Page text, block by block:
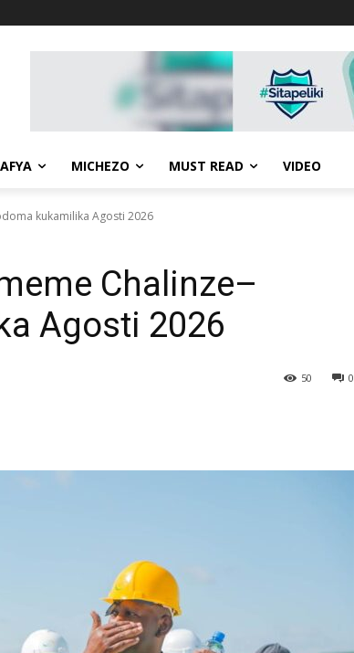
AFYA MICHEZO MUST READ VIDEO
kukamilika Agosti 2026
Chalinze–
Agosti 2026
0
50